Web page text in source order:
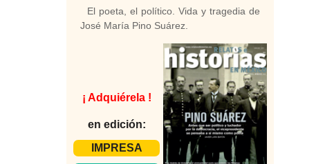
El poeta, el político. Vida y tragedia de
José María Pino Suárez.
¡ Adquiérela !
en edición:
IMPRESA